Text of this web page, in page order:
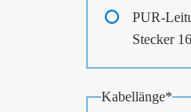
PUR-
Stecker
Pflichtfeld
Kabellänge*